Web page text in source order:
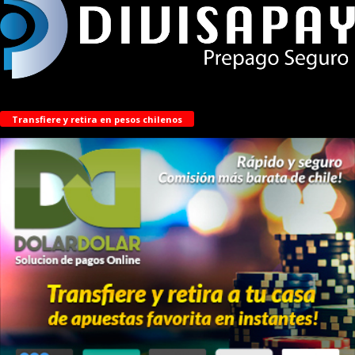
Transfiere y retira en pesos chilenos